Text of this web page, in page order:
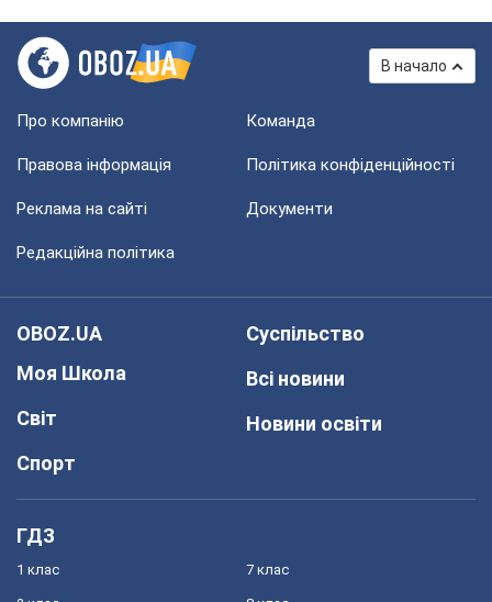
В начало
Про компанію Команда
Правова інформація Політика конфіденційності
Реклама на сайті Документи
Редакційна політика
OBOZ.UA
Моя Школа
Світ
Спорт
Суспільство
Всі новини
Новини освіти
ГДЗ
1 клас 7 клас